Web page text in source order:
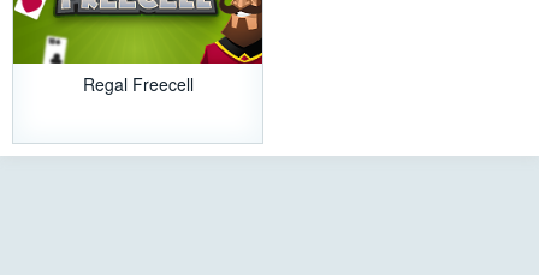
Regal Freecell